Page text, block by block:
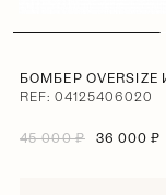
БОМБЕР
REF: 04125406020
45 000 ₽ 36 000 ₽